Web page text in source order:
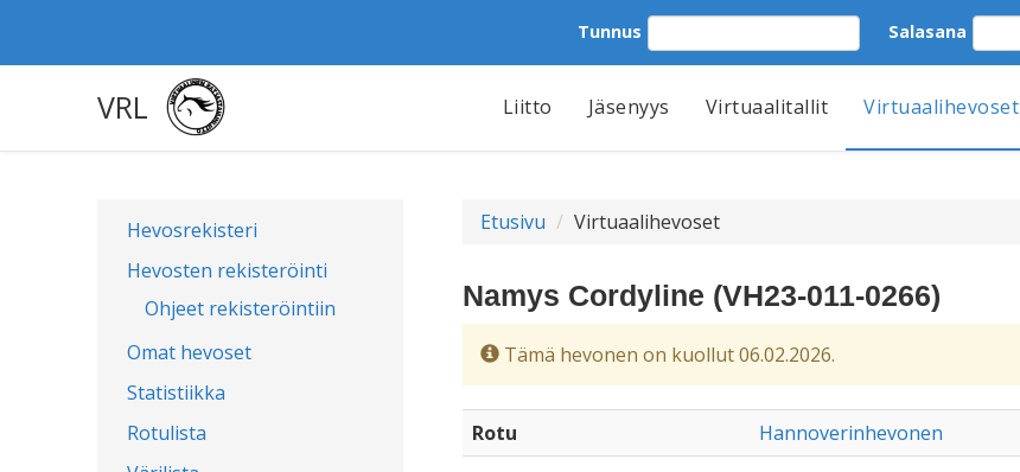
Tunnus Salasana
VRL Liitto Jäsenyys Virtuaalitallit Virtuaalihevoset
Hevosrekisteri
Hevosten rekisteröinti
Ohjeet rekisteröintiin
Omat hevoset
Statistiikka
Rotulista
Etusivu Virtuaalihevoset
Namys Cordyline (VH23-011-0266)
Tämä hevonen on kuollut 06.02.2026.
Rotu
Hannoverinhevonen